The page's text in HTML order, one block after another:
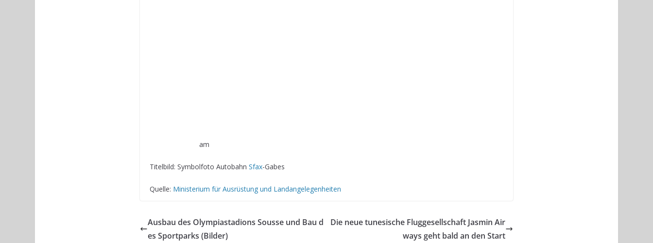
am
Titelbild: Symbolfoto Autobahn Sfax-Gabes
Quelle: Ministerium für Ausrüstung und Landangelegenheiten
Ausbau des Olympiastadions Sousse und Bau d
es Sportparks (Bilder)
Die neue tunesische Fluggesellschaft Jasmin Air
ways geht bald an den Start